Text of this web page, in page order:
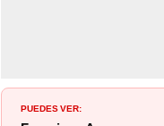
PUEDES VER: